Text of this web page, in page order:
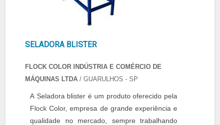
SELADORA BLISTER
FLOCK COLOR INDÚSTRIA E COMÉRCIO DE
MÁQUINAS LTDA / GUARULHOS - SP
A Seladora blister é um produto oferecido pela
Flock Color, empresa de grande experiência e
qualidade no mercado, sempre trabalhando